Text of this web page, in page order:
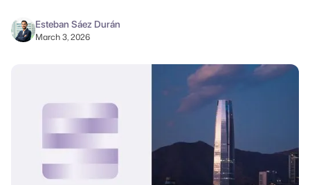
Esteban Sáez Durán
March 3, 2026